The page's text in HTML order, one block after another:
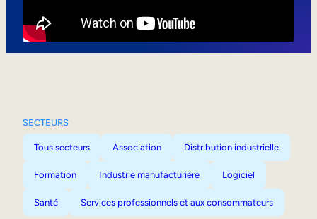
SECTEURS
Tous secteurs Association Distribution industrielle
Formation Industrie manufacturière Logiciel
Santé Services professionnels et aux consommateurs